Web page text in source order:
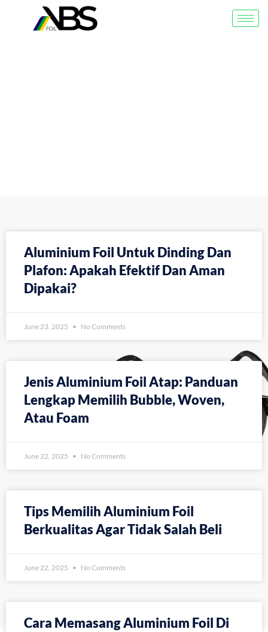
Aluminium Foil Untuk Dinding Dan
Plafon: Apakah Efektif Dan Aman
Dipakai?
June 23, 2025 No Comments
Jenis Aluminium Foil Atap: Panduan
Lengkap Memilih Bubble, Woven,
Atau Foam
June 22, 2025 No Comments
Tips Memilih Aluminium Foil
Berkualitas Agar Tidak Salah Beli
June 22, 2025 No Comments
Cara Memasang Aluminium Foil Di